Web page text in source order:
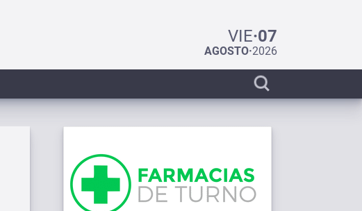
VIE·07
AGOSTO·2026
Display
search